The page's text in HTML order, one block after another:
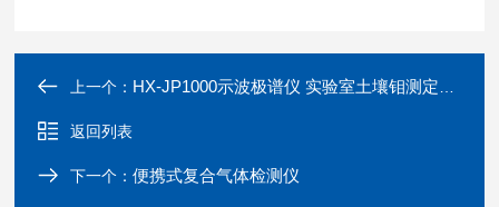
上一个： HX-JP1000示波极谱仪 实验室土壤钼测定装置
返回列表
下一个：便携式复合气体检测仪